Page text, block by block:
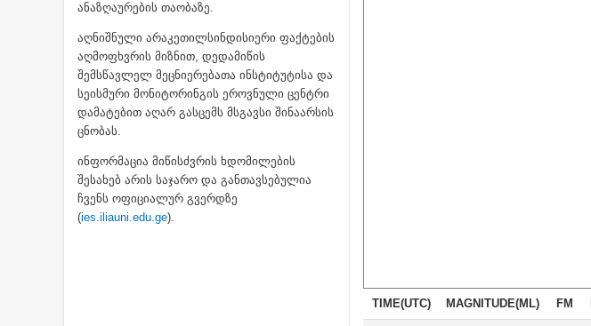
ანაზღაურების თაობაზე.
აღნიშნული არაკეთილსინდისიერი ფაქტების
აღმოფხვრის მიზნით, დედამიწის
შემსწავლელ მეცნიერებათა ინსტიტუტისა და
სეისმური მონიტორინგის ეროვნული ცენტრი
დამატებით აღარ გასცემს მსგავსი შინაარსის
ცნობას.
ინფორმაცია მიწისძვრის ხდომილების
შესახებ არის საჯარო და განთავსებულია
ჩვენს ოფიციალურ გვერდზე
(ies.iliauni.edu.ge).
TIME(UTC) MAGNITUDE(ML) FM